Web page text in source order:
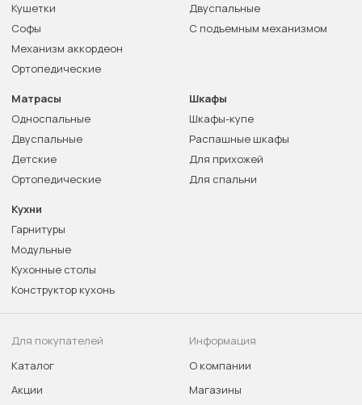
Кушетки
Софы
Механизм аккордеон
Ортопедические
Двуспальные
С подъемным механизмом
Матрасы
Односпальные
Двуспальные
Детские
Ортопедические
Шкафы
Шкафы-купе
Распашные шкафы
Для прихожей
Для спальни
Кухни
Гарнитуры
Модульные
Кухонные столы
Конструктор кухонь
Для покупателей
Каталог
Акции
Информация
О компании
Магазины